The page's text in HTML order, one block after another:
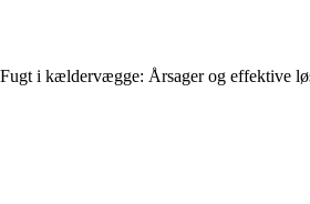
Fugt i kældervægge: Årsager og effektive